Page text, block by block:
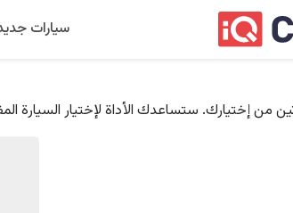
سيارات
من إختيارك. ستساعدك الأداة لإختيار السيارة